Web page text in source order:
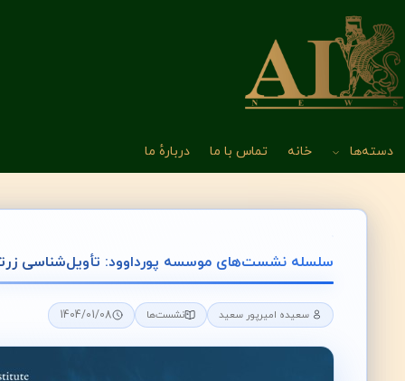
دسته‌ها خانه تماس با ما دربارهٔ ما
سلسله نشست‌های موسسه پورداوود: تأویل‌شناسی زرتشتی در دوران
سعیده امیرپور سعید نشست‌ها 1404/01/08